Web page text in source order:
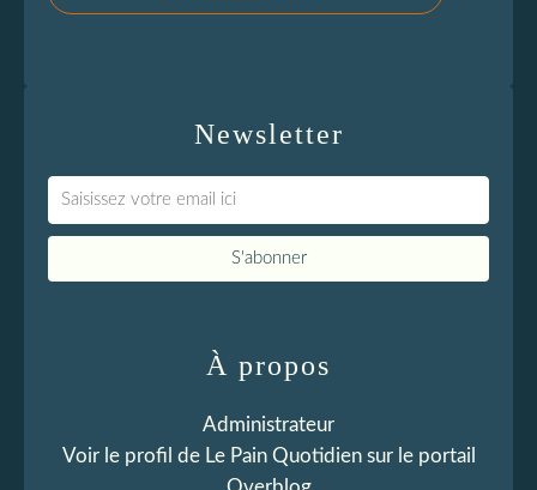
Newsletter
À propos
Administrateur
Voir le profil de Le Pain Quotidiensur le portail